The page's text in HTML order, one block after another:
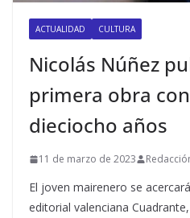
ACTUALIDAD CULTURA
Nicolás Núñez
primera obra
dieciocho años
11 de marzo de 2023
El joven mairenero se
editorial valenciana